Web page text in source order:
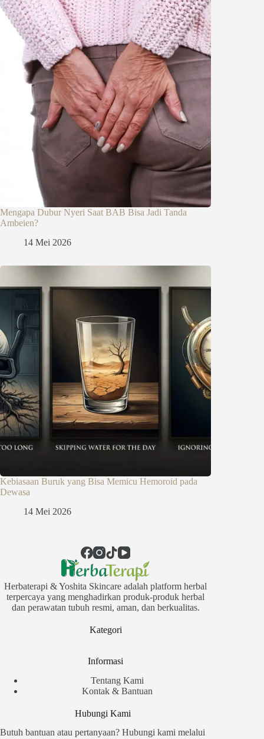
Mengapa Dubur Nyeri Saat BAB Bisa Jadi Tanda
Ambeien?
14 Mei 2026
Kebiasaan Buruk yang Bisa Memicu Hemoroid pada
Dewasa
14 Mei 2026
Herbaterapi & Yoshita Skincare adalah platform herbal
terpercaya yang menghadirkan produk-produk herbal
dan perawatan tubuh resmi, aman, dan berkualitas.
Kategori
Informasi
Tentang Kami
Kontak & Bantuan
Hubungi Kami
Butuh bantuan atau pertanyaan? Hubungi kami melalui